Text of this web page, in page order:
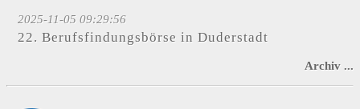
2025-11-05 09:29:56
22. Berufsfindungsbörse in Duderstadt
Archiv ...